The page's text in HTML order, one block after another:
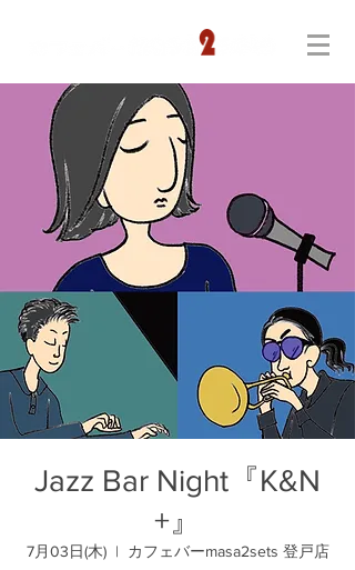
Jazz Bar Night『K&N
+』
7月03日(木)
  |
カフェバーmasa2sets 登戸店